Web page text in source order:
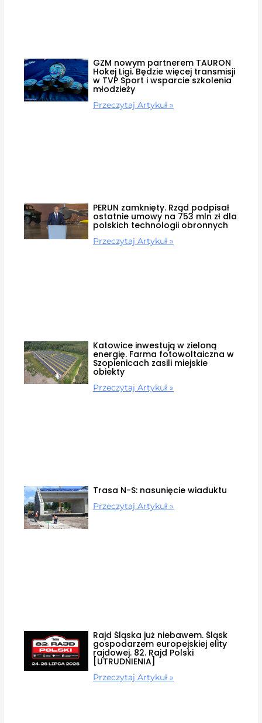
GZM nowym partnerem TAURON
Hokej Ligi. Będzie więcej transmisji
w TVP Sport i wsparcie szkolenia
młodzieży
Przeczytaj Artykuł »
PERUN zamknięty. Rząd podpisał
ostatnie umowy na 753 mln zł dla
polskich technologii obronnych
Przeczytaj Artykuł »
Katowice inwestują w zieloną
energię. Farma fotowoltaiczna w
Szopienicach zasili miejskie
obiekty
Przeczytaj Artykuł »
Trasa N-S: nasunięcie wiaduktu
Przeczytaj Artykuł »
Rajd Śląska już niebawem. Śląsk
gospodarzem europejskiej elity
rajdowej. 82. Rajd Polski
[UTRUDNIENIA]
Przeczytaj Artykuł »